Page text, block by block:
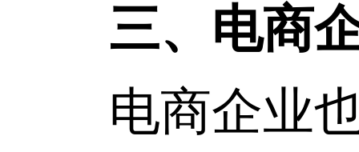
三、电商企
电商企业也